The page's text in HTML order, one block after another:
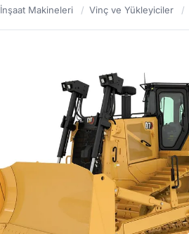
İnşaat Makineleri / Vinç ve Yükleyiciler /